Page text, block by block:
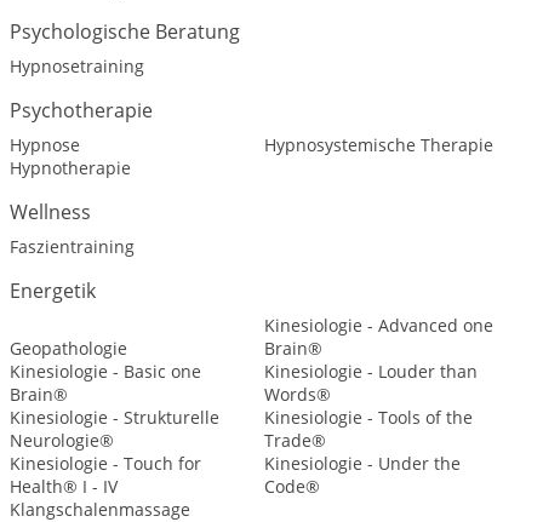
Psychologische Beratung
Hypnosetraining
Psychotherapie
Hypnose
Hypnosystemische Therapie
Hypnotherapie
Wellness
Faszientraining
Energetik
Geopathologie
Kinesiologie - Advanced one
Brain®
Kinesiologie - Basic one
Brain®
Kinesiologie - Louder than
Words®
Kinesiologie - Strukturelle
Neurologie®
Kinesiologie - Tools of the
Trade®
Kinesiologie - Touch for
Health® I - IV
Kinesiologie - Under the
Code®
Klangschalenmassage